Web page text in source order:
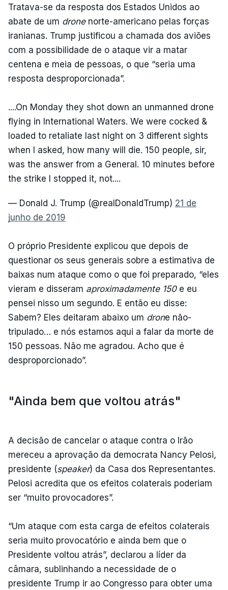
Tratava-se da resposta dos Estados Unidos ao
abate de um dronenorte-americano pelas forças
iranianas. Trump justificou a chamada dos aviões
com a possibilidade de o ataque vir a matar
centena e meia de pessoas, o que “seria uma
resposta desproporcionada”.
....On Monday they shot down an unmanned drone
flying in International Waters. We were cocked &
loaded to retaliate last night on 3 different sights
when I asked, how many will die. 150 people, sir,
was the answer from a General. 10 minutes before
the strike I stopped it, not....
— Donald J. Trump (@realDonaldTrump) 21 de
junho de 2019
O próprio Presidente explicou que depois de
questionar os seus generais sobre a estimativa de
baixas num ataque como o que foi preparado, “eles
vieram e disseram aproximadamente 150e eu
pensei nisso um segundo. E então eu disse:
Sabem? Eles deitaram abaixo um drone não-
tripulado… e nós estamos aqui a falar da morte de
150 pessoas. Não me agradou. Acho que é
desproporcionado”.
"Ainda bem que voltou atrás"
A decisão de cancelar o ataque contra o Irão
mereceu a aprovação da democrata Nancy Pelosi,
presidente (speaker) da Casa dos Representantes.
Pelosi acredita que os efeitos colaterais poderiam
ser “muito provocadores”.
“Um ataque com esta carga de efeitos colaterais
seria muito provocatório e ainda bem que o
Presidente voltou atrás”, declarou a líder da
câmara, sublinhando a necessidade de o
presidente Trump ir ao Congresso para obter uma